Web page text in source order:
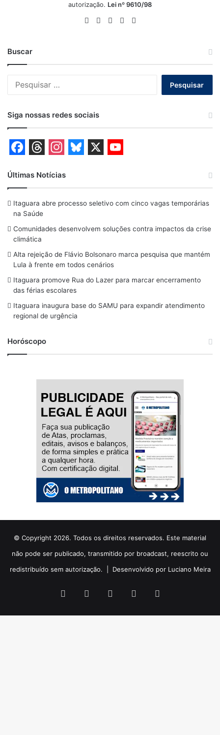
autorização. Lei nº 9610/98
WebsiteFacebook
X YouTube
Buscar
Siga nossas redes sociais
a
c
e
b
o
o
k
h
r
e
a
d
s
n
s
t
a
r
a
m
u
e
s
y
u
T
u
e
Últimas Notícias
Itaguara abre processo seletivo com cinco vagas temporárias
na Saúde
Comunidades desenvolvem soluções contra impactos da crise
climática
Alta rejeição de Flávio Bolsonaro marca pesquisa que mantém
Lula à frente em todos cenários
Itaguara promove Rua do Lazer para marcar encerramento
das férias escolares
Itaguara inaugura base do SAMU para expandir atendimento
regional de urgência
Horóscopo
© Copyright 2026. Todos os direitos reservados. Este material
não pode ser publicado, transmitido por broadcast, reescrito ou
redistribuído sem autorização. | Desenvolvido por Luciano Meira
Facebook YouTubeInstagram